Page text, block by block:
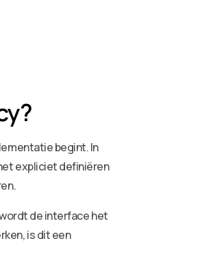
begint. In
expliciet definiëren
de interface het
is dit een